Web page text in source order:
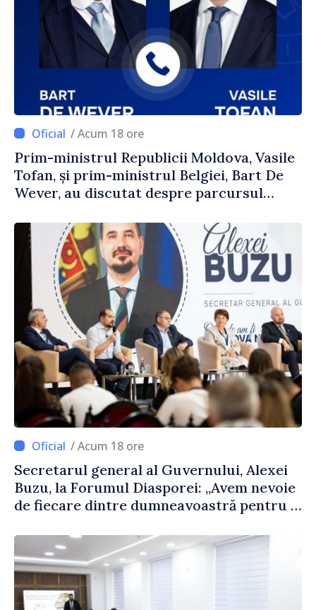
/ Acum 18 ore
Prim-ministrul Republicii Moldova, Vasile
Tofan, și prim-ministrul Belgiei, Bart De
Wever, au discutat despre parcursul
/ Acum 18 ore
Secretarul general al Guvernului, Alexei
Buzu, la Forumul Diasporei: „Avem nevoie
de fiecare dintre dumneavoastră pentru a